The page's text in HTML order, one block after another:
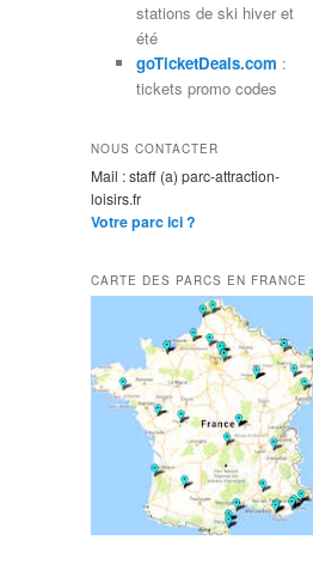
stations de ski hiver et
été
goTicketDeals.com :
tickets promo codes
NOUS CONTACTER
Mail : staff (a) parc-attraction-
loisirs.fr
Votre parc ici ?
CARTE DES PARCS EN FRANCE